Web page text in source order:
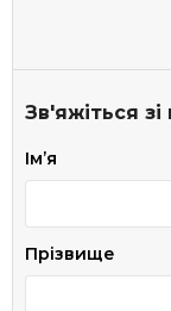
Зв'яжіться
Імʼя
Прізвище